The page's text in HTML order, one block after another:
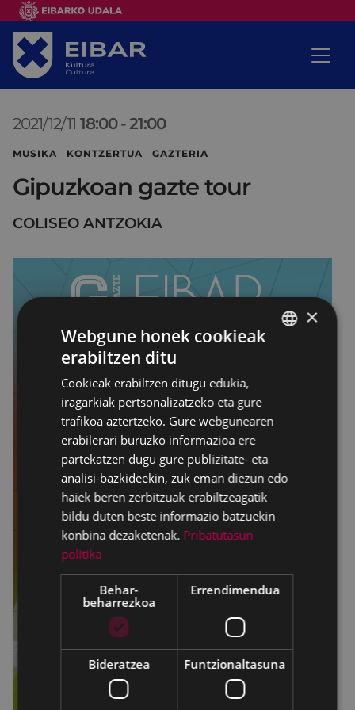
2021/12/11 18:00 -21:00
MUSIKA KONTZERTUA GAZTERIA
Gipuzkoan gazte tour
COLISEO ANTZOKIA
×
Webgune honek cookieak
erabiltzen ditu
Cookieak erabiltzen ditugu edukia,
iragarkiak pertsonalizatzeko eta gure
trafikoa aztertzeko. Gure webgunearen
erabilerari buruzko informazioa ere
partekatzen dugu gure publizitate- eta
analisi-bazkideekin, zuk eman diezun edo
haiek beren zerbitzuak erabiltzeagatik
bildu duten beste informazio batzuekin
konbina dezaketenak. Pribatutasun-
politika
Behar-
beharrezkoa
Errendimendua
Bideratzea Funtzionaltasuna